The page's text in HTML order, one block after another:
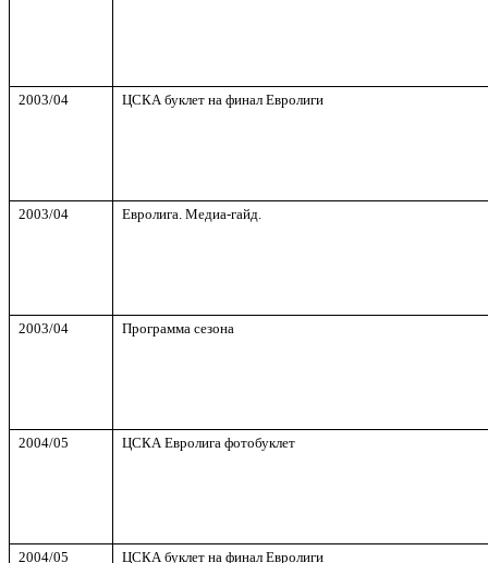
2003/04 ЦСКА буклет на финал Евролиги
2003/04 Евролига. Медиа-гайд.
2003/04 Программа сезона
2004/05 ЦСКА Евролига фотобуклет
2004/05 ЦСКА буклет на финал Евролиги